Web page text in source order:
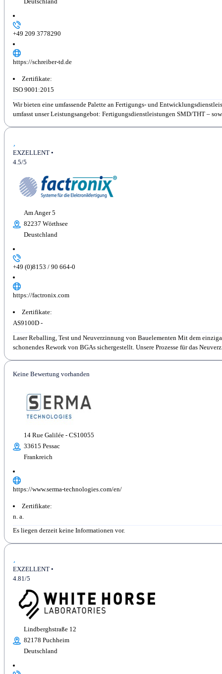
+49 209 3778290
https://schreiber-td.de
Zertifikate:
ISO 9001:2015
Wir bieten eine umfassende Palette an Fertigungs- und
umfasst unser Leistungsangebot: Fertigungsdienstleistungen SMD/THT –
Am Anger 5
82237 Wörthsee
Deustchland
+49 (0)8153 / 90 664-0
https://factronix.com
Zertifikate:
AS9100D -
Laser Reballing, Test und Neuverzinnung von Bauelementen Mit dem
schonendes Rework von BGAs sichergestellt. Unsere Prozesse für das
EXZELLENT •
4.5/5
14 Rue Galilée - CS10055
33615 Pessac
Frankreich
https://www.serma-technologies.com/en/
Zertifikate:
n. a.
Es liegen derzeit keine Informationen vor.
Keine Bewertung vorhanden
Lindberghstraße 12
82178 Puchheim
Deutschland
EXZELLENT •
4.81/5